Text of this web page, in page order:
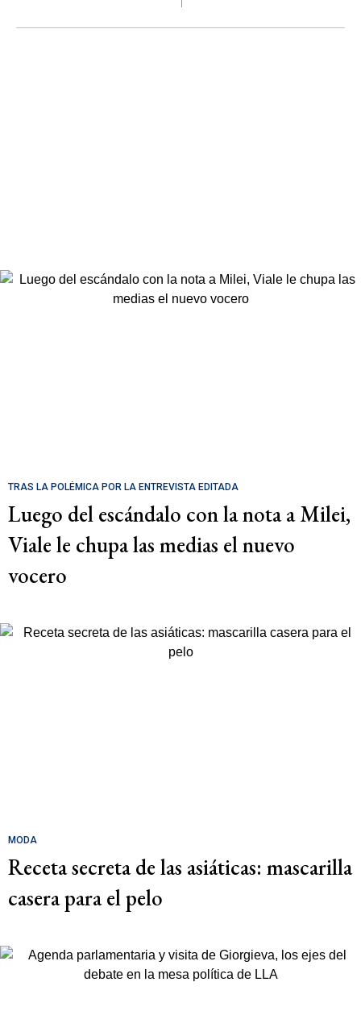
TRAS LA POLÉMICA POR LA ENTREVISTA EDITADA
Luego del escándalo con la nota a Milei,
Viale le chupa las medias el nuevo
vocero
MODA
Receta secreta de las asiáticas: mascarilla
casera para el pelo